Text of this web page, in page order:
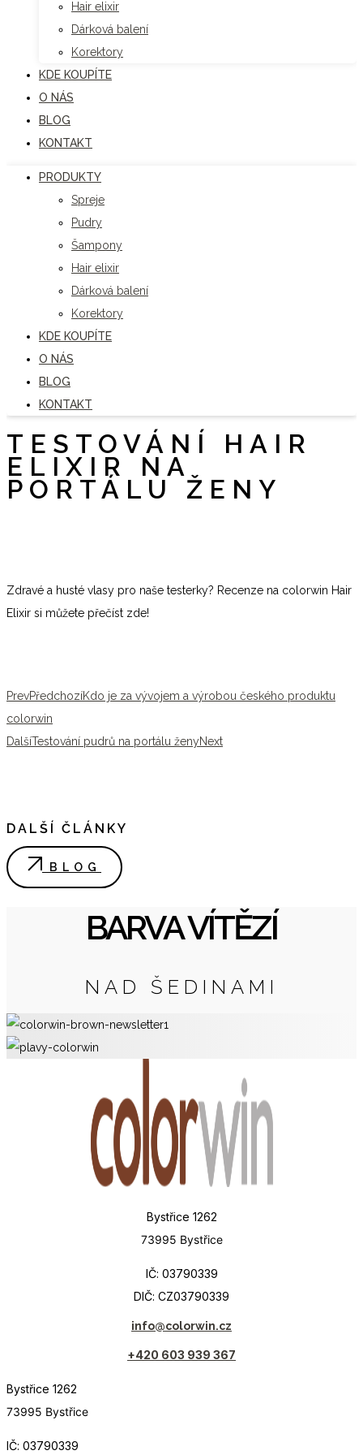
Hair elixir
Dárková balení
Korektory
KDE KOUPÍTE
O NÁS
BLOG
KONTAKT
PRODUKTY
Spreje
Pudry
Šampony
Hair elixir
Dárková balení
Korektory
KDE KOUPÍTE
O NÁS
BLOG
KONTAKT
TESTOVÁNÍ HAIR
ELIXIR NA
PORTÁLU ŽENY
Zdravé a husté vlasy pro naše testerky? Recenze na colorwin Hair
Elixir si můžete přečíst zde!
PrevPředchozíKdo je za vývojem a výrobou českého produktu
colorwin
DalšíTestování pudrů na portálu ženyNext
DALŠÍ ČLÁNKY
BLOG
BARVA VÍTĚZÍ
NAD ŠEDINAMI
Bystřice 1262
73995 Bystřice
IČ: 03790339
DIČ: CZ03790339
info@colorwin.cz
+420 603 939 367
Bystřice 1262
73995 Bystřice
IČ: 03790339